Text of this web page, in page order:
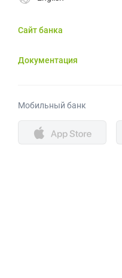
Сайт банка
Документация
Мобильный банк